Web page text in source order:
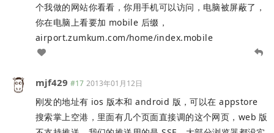
个我做的网站你看看，你用手机可以访问，电脑被屏蔽了，
你在电脑上看要加 mobile 后缀，
airport.zumkum.com/home/index.mobile
mjf429 #17 2013年01月12日
刚发的地址有 ios 版本和 android 版，可以在 appstore
搜索掌上空港，里面有几个页面直接调的这个网页，web 版